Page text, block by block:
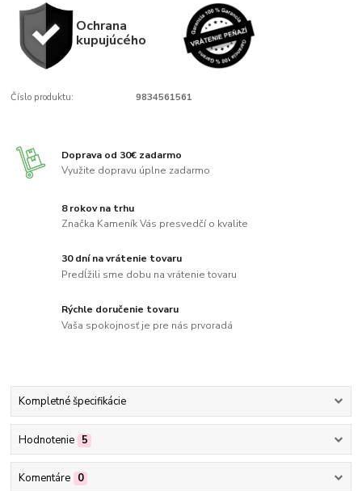
Ochrana
kupujúcého
Číslo produktu: 9834561561
Doprava od 30€ zadarmo
Využite dopravu úplne zadarmo
8 rokov na trhu
Značka Kameník Vás presvedčí o kvalite
30 dní na vrátenie tovaru
Predĺžili sme dobu na vrátenie tovaru
Rýchle doručenie tovaru
Vaša spokojnosť je pre nás prvoradá
Kompletné špecifikácie
Hodnotenie 5
Komentáre 0